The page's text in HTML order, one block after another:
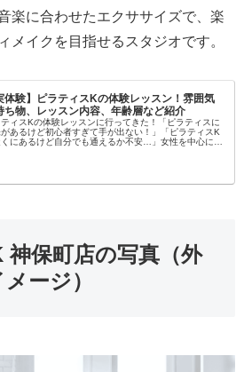
楽に合わせたエクササイズで、楽
メイクを目指せるスタジオです。
体験】ピラティスKの体験レッスン！雰囲気
ち物、レッスン内容、年齢層など紹介
ティスKの体験レッスンに行ってきた！「ピラティスに
あるけど初心者すぎて手が出ない！」「ピラティスK
にあるけど自分でも通えるか不安…」女性を中心に大
神保町店の写真（外
ージ）